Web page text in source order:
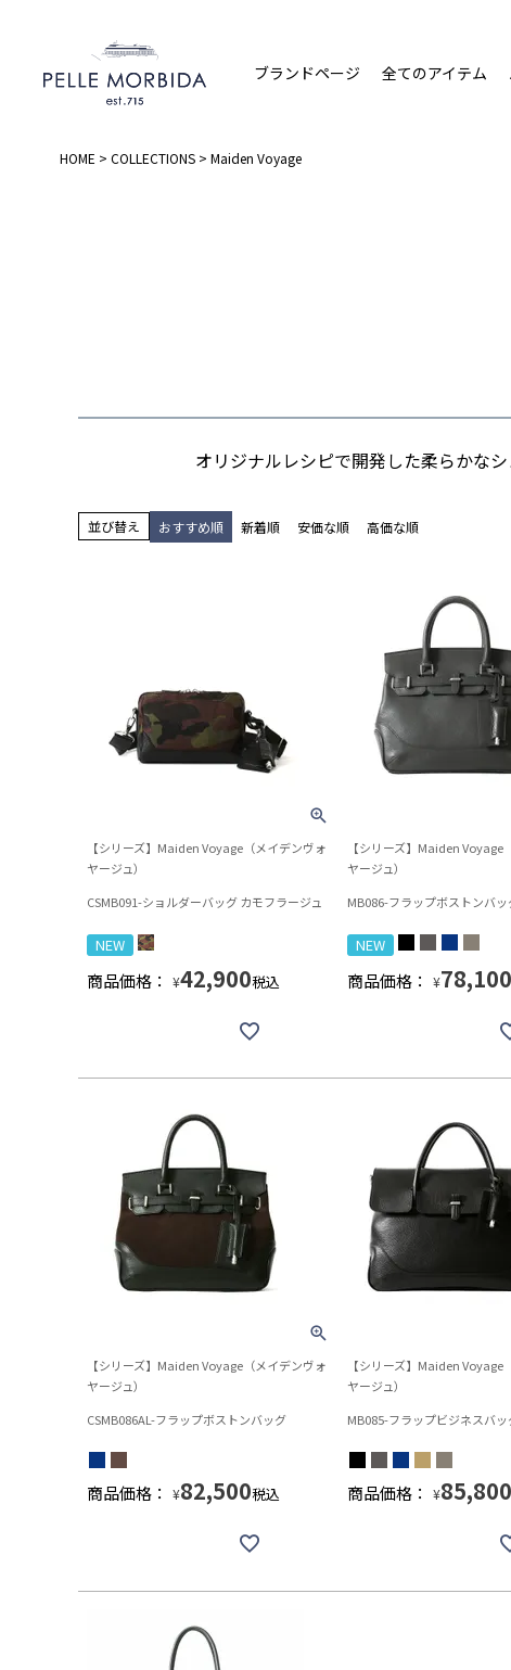
ブランドページ 全てのアイテム
HOME COLLECTIONS Maiden Voyage
オリジナルレシピで開発した柔らかな
並び替え おすすめ順 新着順 安価な順 高価な順
【シリーズ】Maiden Voyage（メイデンヴォ
ヤージュ）
CSMB091-ショルダーバッグ カモフラージュ
NEW
商品価格： ¥42,900税込
【シリーズ】Maiden Voyage
ヤージュ）
MB086-フラップボストンバッ
NEW
商品価格： ¥78,100
【シリーズ】Maiden Voyage（メイデンヴォ
ヤージュ）
CSMB086AL-フラップボストンバッグ
商品価格： ¥82,500税込
【シリーズ】Maiden Voyage
ヤージュ）
MB085-フラップビジネスバッ
商品価格： ¥85,800